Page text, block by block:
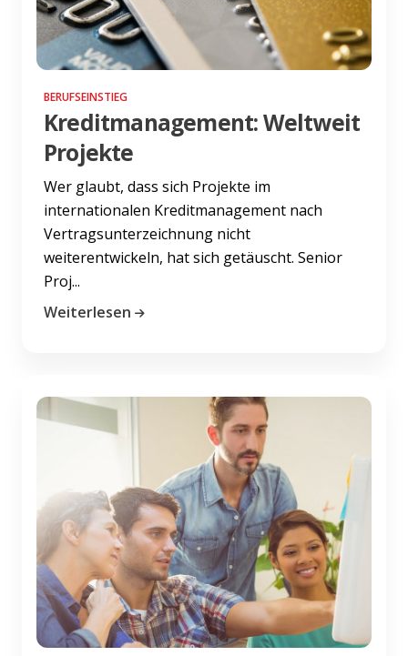
BERUFSEINSTIEG
Kreditmanagement: Weltweit
Projekte
Wer glaubt, dass sich Projekte im
internationalen Kreditmanagement nach
Vertragsunterzeichnung nicht
weiterentwickeln, hat sich getäuscht. Senior
Proj...
Weiterlesen